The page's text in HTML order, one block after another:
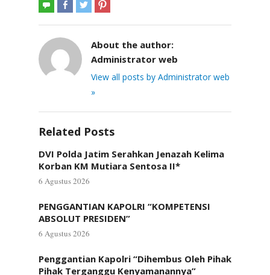
About the author:
Administrator web
View all posts by Administrator web
»
Related Posts
DVI Polda Jatim Serahkan Jenazah Kelima
Korban KM Mutiara Sentosa II*
6 Agustus 2026
PENGGANTIAN KAPOLRI “KOMPETENSI
ABSOLUT PRESIDEN”
6 Agustus 2026
Penggantian Kapolri “Dihembus Oleh Pihak
Pihak Terganggu Kenyamanannya”